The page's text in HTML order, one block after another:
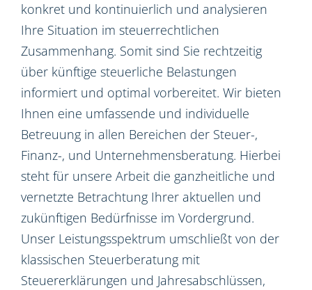
konkret und kontinuierlich und analysieren
Ihre Situation im steuerrechtlichen
Zusammenhang. Somit sind Sie rechtzeitig
über künftige steuerliche Belastungen
informiert und optimal vorbereitet. Wir bieten
Ihnen eine umfassende und individuelle
Betreuung in allen Bereichen der Steuer-,
Finanz-, und Unternehmensberatung. Hierbei
steht für unsere Arbeit die ganzheitliche und
vernetzte Betrachtung Ihrer aktuellen und
zukünftigen Bedürfnisse im Vordergrund.
Unser Leistungsspektrum umschließt von der
klassischen Steuerberatung mit
Steuererklärungen und Jahresabschlüssen,